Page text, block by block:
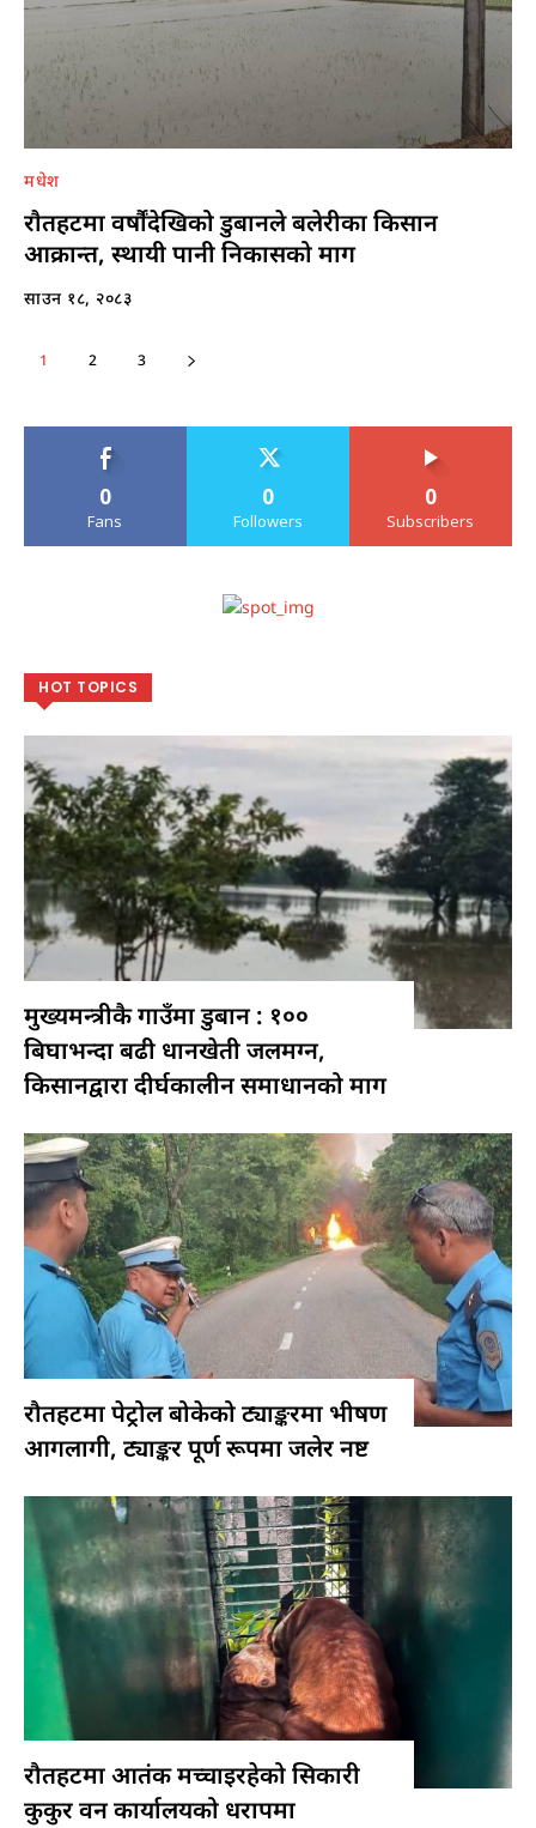
मधेश
राैतहटमा वर्षौंदेखिको डुबानले बलेरीका किसान
आक्रान्त, स्थायी पानी निकासको माग
साउन १८, २०८३
1 2 3
0
Fans
0
Followers
0
Subscribers
HOT TOPICS
मुख्यमन्त्रीकै गाउँमा डुबान : १००
बिघाभन्दा बढी धानखेती जलमग्न,
किसानद्वारा दीर्घकालीन समाधानको माग
रौतहटमा पेट्रोल बोकेको ट्याङ्करमा भीषण
आगलागी, ट्याङ्कर पूर्ण रूपमा जलेर नष्ट
रौतहटमा आतंक मच्चाइरहेको सिकारी
कुकुर वन कार्यालयको धरापमा